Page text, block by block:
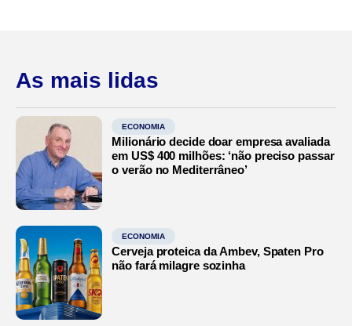
As mais lidas
ECONOMIA
Milionário decide doar empresa avaliada
em US$ 400 milhões: ‘não preciso passar
o verão no Mediterrâneo’
ECONOMIA
Cerveja proteica da Ambev, Spaten Pro
não fará milagre sozinha